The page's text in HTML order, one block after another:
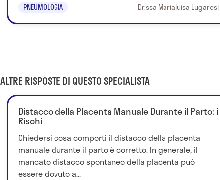
PNEUMOLOGIA Dr.ssa Marialuisa Lugaresi
ALTRE RISPOSTE DI QUESTO SPECIALISTA
Distacco della Placenta Manuale Durante il Parto: i
Rischi
Chiedersi cosa comporti il distacco della placenta
manuale durante il parto è corretto. In generale, il
mancato distacco spontaneo della placenta può
essere dovuto a...